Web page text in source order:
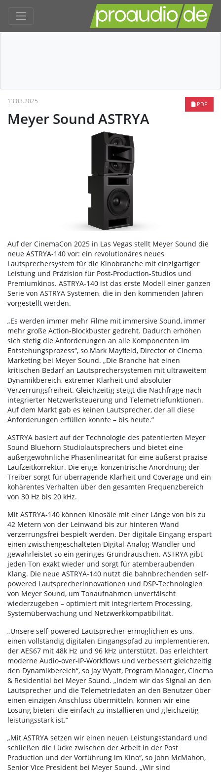
PDF
13.03.2025
Meyer Sound ASTRYA
Auf der CinemaCon 2025 in Las Vegas stellt Meyer Sound die
neue ASTRYA-140 vor: ein revolutionäres neues
Lautsprechersystem für die Kinobranche mit einzigartiger
Leistung und Präzision für Post-Production-Studios und
Premiumkinos. ASTRYA-140 ist das erste Modell einer ganzen
Serie von ASTRYA Systemen, die in den kommenden Jahren
vorgestellt werden.
„Es werden immer mehr Filme mit immersive Sound, immer
mehr große Action-Blockbuster gedreht. Dadurch erhöhen
sich stetig die Anforderungen an alle Komponenten im
Entstehungsprozess“, so Mark Mayfield, Director of Cinema
Marketing bei Meyer Sound. „Die Branche hat einen
kritischen Bedarf an Lautsprechersystemen mit ultraweitem
Dynamikbereich, extremer Klarheit und absoluter
Verzerrungsfreiheit. Gleichzeitig steigt die Nachfrage nach
integrierter Netzwerksteuerung und Telemetriefunktionen.
Auf dem Markt gab es keinen Lautsprecher, der all diese
Anforderungen erfüllen konnte – bis heute.“
ASTRYA basiert auf der Technologie des patentierten Meyer
Sound Bluehorn Studiolautsprechers und bietet eine
außergewöhnliche Phasenlinearität für eine äußerst präzise
Laufzeitkorrektur. Die enge, konzentrische Anordnung der
Treiber sorgt für überragende Klarheit und Coverage und ein
kohärentes Verhalten über den gesamten Frequenzbereich
von 30 Hz bis 20 kHz.
Mit ASTRYA-140 können Kinosäle mit einer Länge von bis zu
42 Metern von der Leinwand bis zur hinteren Wand
verzerrungsfrei bespielt werden. Der digitale Eingang erspart
einen zwischengeschalteten Digital-Analog-Wandler und
gewährleistet so ein geringes Grundrauschen. ASTRYA gibt
jeden Ton exakt wieder und sorgt für atemberaubenden
Klang. Die neue ASTRYA-140 nutzt die bahnbrechenden self-
powered Lautsprecherinnovationen und DSP-Technologien
von Meyer Sound, um Tonaufnahmen unverfälscht
wiederzugeben – optimiert mit integriertem Processing,
Systemüberwachung und Netzwerkkompatibilität.
„Unsere self-powered Lautsprecher ermöglichen es uns,
einen vollständig digitalen Eingangspfad zu implementieren,
der AES67 mit 48k Hz und 96 kHz unterstützt. Das erleichtert
moderne Audio-over-IP-Workflows und verbessert gleichzeitig
den Dynamikbereich“, so Jay Wyatt, Program Manager, Cinema
& Residential bei Meyer Sound. „Indem wir das Signal an den
Lautsprecher und die Telemetriedaten an den Benutzer über
einen einzigen Anschluss übermitteln, können wir eine
Lösung bieten, die einfach zu installieren und gleichzeitig
leistungsstark ist.“
„Mit ASTRYA setzen wir einen neuen Leistungsstandard und
schließen die Lücke zwischen der Arbeit in der Post
Production und der Vorführung im Kino“, so John McMahon,
Senior Vice President bei Meyer Sound. „Wir sind